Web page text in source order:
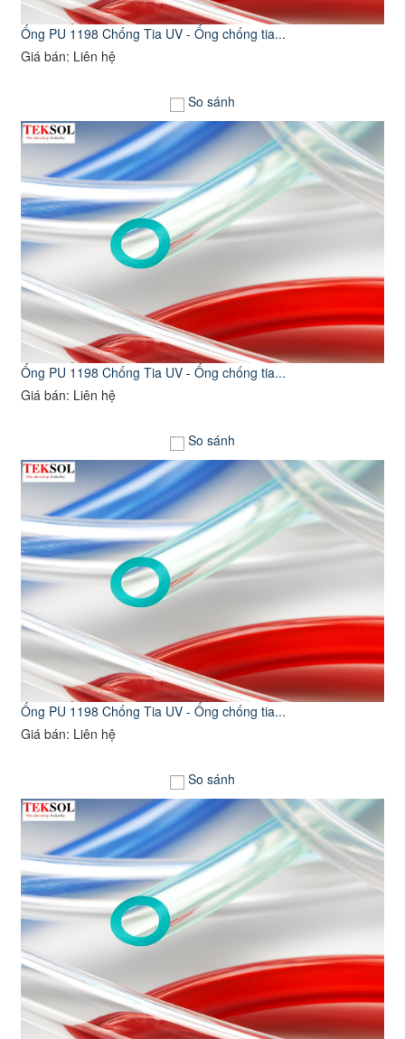
Ống PU 1198 Chống Tia UV - Ống chống tia...
Giá bán: Liên hệ
So sánh
Ống PU 1198 Chống Tia UV - Ống chống tia...
Giá bán: Liên hệ
So sánh
Ống PU 1198 Chống Tia UV - Ống chống tia...
Giá bán: Liên hệ
So sánh